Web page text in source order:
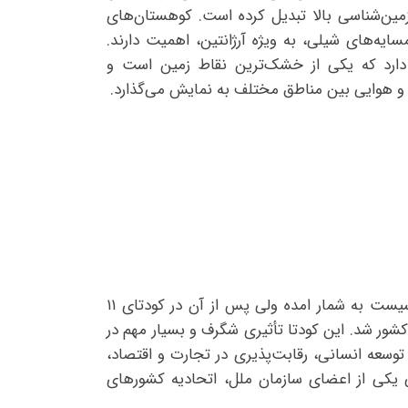
بالا تبدیل کرده است. کوهستان‌های
شیلی، به ویژه آرژانتین، اهمیت دارند.
دارد که یکی از خشک‌ترین نقاط زمین است و
و هوایی بین مناطق مختلف به نمایش می‌گذارد.
انتخاب رئیس جمهور این کشور یکی از رویداد های مهم در دهه 70 میلادی با پیروزی سالوادور آلنده در حزب مارکسیست به شمار امده ولی پس از آن در کودتای ۱۱
کشور شد. این کودتا تأثیری شگرف و بسیار مهم در
انسانی، رقابت‌پذیری در تجارت و اقتصاد،
یکی از اعضای سازمان ملل، اتحادیه کشورهای